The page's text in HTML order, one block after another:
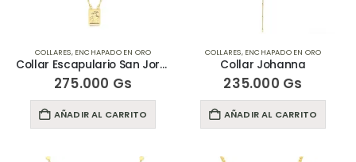
COLLARES, ENCHAPADO EN ORO
Collar Escapulario San Jorge
275.000 Gs
AÑADIR AL CARRITO
COLLARES, ENCHAPADO EN ORO
Collar Johanna
235.000 Gs
AÑADIR AL CARRITO